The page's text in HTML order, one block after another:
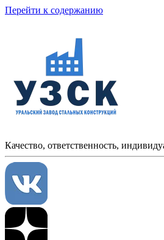
Перейти к содержанию
Качество, ответственность,